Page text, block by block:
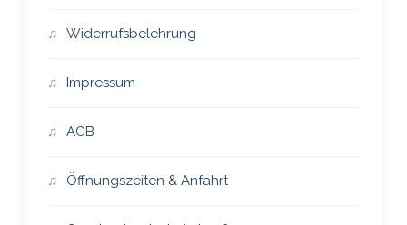
Widerrufsbelehrung
Impressum
AGB
Öffnungszeiten & Anfahrt